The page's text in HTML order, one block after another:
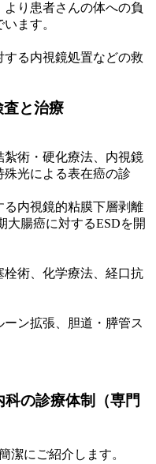
り患者さんの体への負
ます。
る内視鏡処置などの救
査と治療
術・硬化療法、内視鏡
光による表在癌の診
内視鏡的粘膜下層剥離
大腸癌に対するESDを開
術、化学療法、経口抗
ン拡張、胆道・膵管ス
の診療体制（専門
潔にご紹介します。